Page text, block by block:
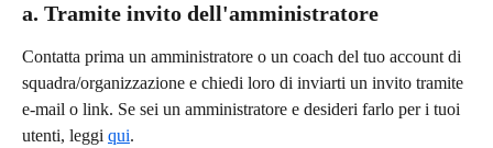
a. Tramite invito dell'amministratore
Contatta prima un amministratore o un coach del tuo account di
squadra/organizzazione e chiedi loro di inviarti un invito tramite
e-mail o link. Se sei un amministratore e desideri farlo per i tuoi
utenti, leggi qui.